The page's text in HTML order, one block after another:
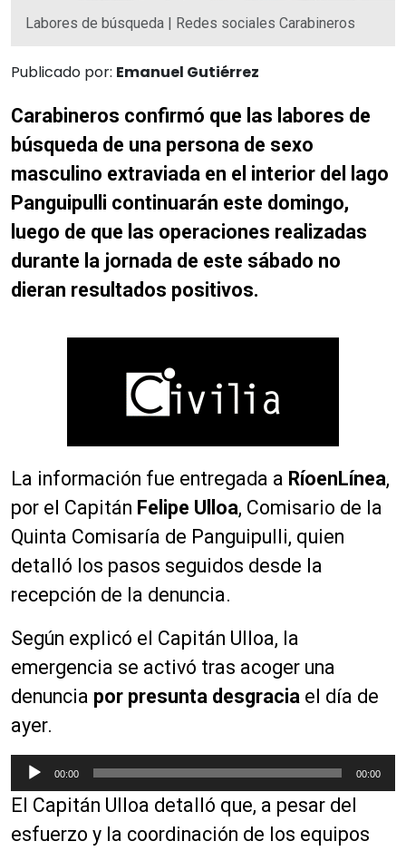
Labores de búsqueda | Redes sociales Carabineros
Publicado por: Emanuel Gutiérrez
Carabineros confirmó que las labores de
búsqueda de una persona de sexo
masculino extraviada en el interior del lago
Panguipulli continuarán este domingo,
luego de que las operaciones realizadas
durante la jornada de este sábado no
dieran resultados positivos.
La información fue entregada a RíoenLínea,
por el Capitán Felipe Ulloa, Comisario de la
Quinta Comisaría de Panguipulli, quien
detalló los pasos seguidos desde la
recepción de la denuncia.
Según explicó el Capitán Ulloa, la
emergencia se activó tras acoger una
denuncia por presunta desgracia el día de
ayer.
e
p
r
00:00 00:00
El Capitán Ulloa detalló que, a pesar del
esfuerzo y la coordinación de los equipos